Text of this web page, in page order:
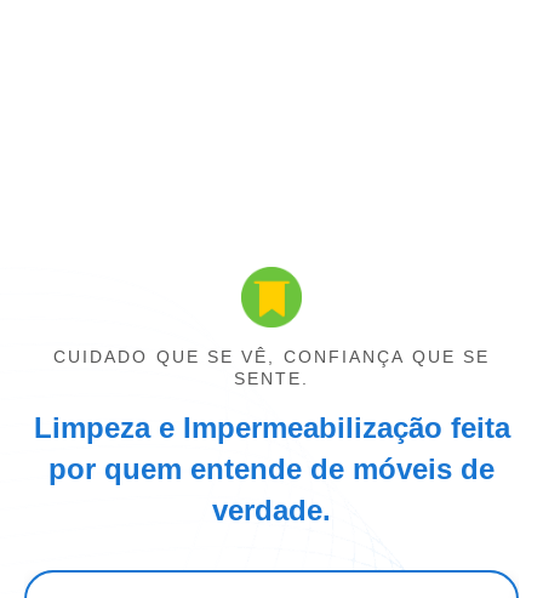
CUIDADO QUE SE VÊ, CONFIANÇA QUE SE
SENTE.
Limpeza e Impermeabilização feita
por quem entende de móveis de
verdade.